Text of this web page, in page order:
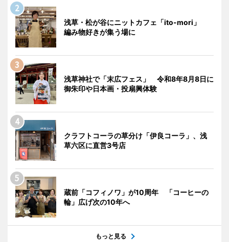
浅草・松が谷にニットカフェ「ito-mori」
編み物好きが集う場に
浅草神社で「末広フェス」 令和8年8月8日に
御朱印や日本画・投扇興体験
クラフトコーラの草分け「伊良コーラ」、浅
草六区に直営3号店
蔵前「コフィノワ」が10周年 「コーヒーの
輪」広げ次の10年へ
もっと見る